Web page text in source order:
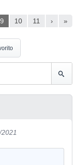
9 10 11 › »